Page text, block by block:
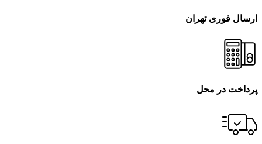
ارسال فوری تهران
پرداخت در محل